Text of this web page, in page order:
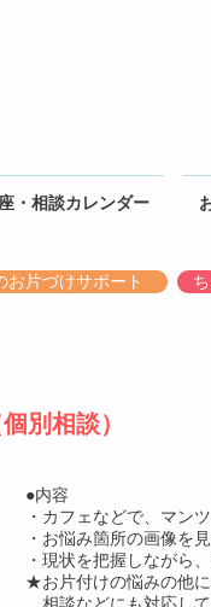
・相談カレンダー
お片づけサポート
別相談）
●内容
・カフェなどで、マン
・お悩み箇所の画像を
・現状を把握しながら
★お片付けの悩みの他